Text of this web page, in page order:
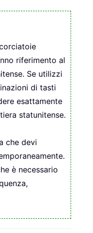
riferimento al
Se utilizzi
di tasti
esattamente
statunitense.
che devi
è necessario